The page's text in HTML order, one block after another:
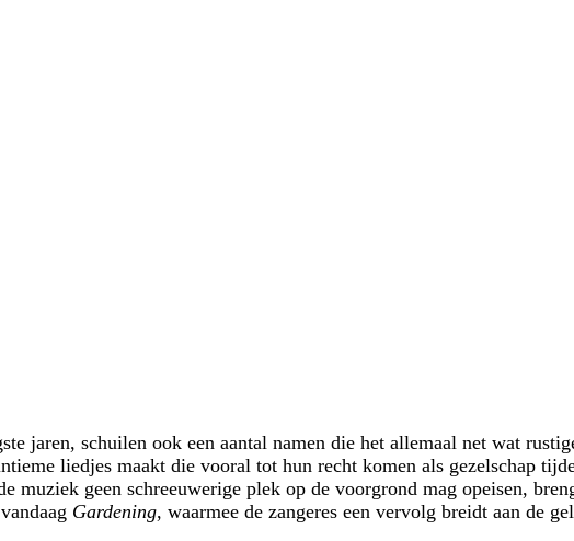
jaren, schuilen ook een aantal namen die het allemaal net wat
liedjes maakt die vooral tot hun recht komen als gezelschap
muziek geen schreeuwerige plek op de voorgrond mag opeisen,
Gardening, waarmee de zangeres een vervolg breidt aan de